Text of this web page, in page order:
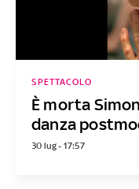
È morta
danza
SPETTACOLO
30 lug - 17:57